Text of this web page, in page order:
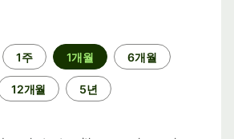
1주 1개월 6개월
12개월 5년